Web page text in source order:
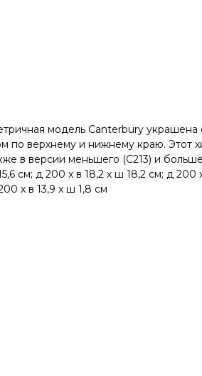
модель Canterbury украшена
по верхнему и нижнему краю. Этот
в версии меньшего (C213) и
см; д 200 x в 18,2 x ш 18,2 см; д
x в 13,9 x ш 1,8 см